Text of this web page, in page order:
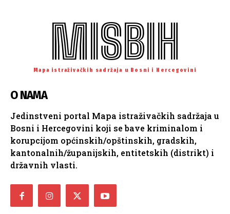
MISBIH
Mapa istraživačkih sadržaja u Bosni i Hercegovini
O NAMA
Jedinstveni portal Mapa istraživačkih sadržaja u
Bosni i Hercegovini koji se bave kriminalom i
korupcijom općinskih/opštinskih, gradskih,
kantonalnih/županijskih, entitetskih (distrikt) i
državnih vlasti.